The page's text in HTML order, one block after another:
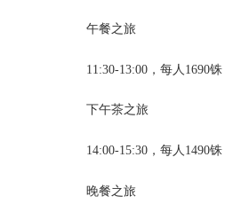
午餐之旅
11:30-13:00，每人1690铢
下午茶之旅
14:00-15:30，每人1490铢
晚餐之旅